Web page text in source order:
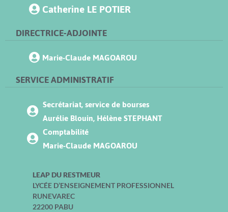
Catherine LE POTIER
DIRECTRICE-ADJOINTE
Marie-Claude MAGOAROU
SERVICE ADMINISTRATIF
Secrétariat, service de bourses
Aurélie Blouin, Hélène STEPHANT
Comptabilité
Marie-Claude MAGOAROU
LEAP DU RESTMEUR
LYCÉE D’ENSEIGNEMENT PROFESSIONNEL
RUNEVAREC
22200 PABU